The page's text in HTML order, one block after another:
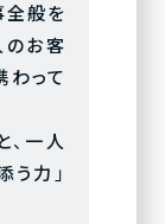
全般を
のお客
って
、一人
う力」